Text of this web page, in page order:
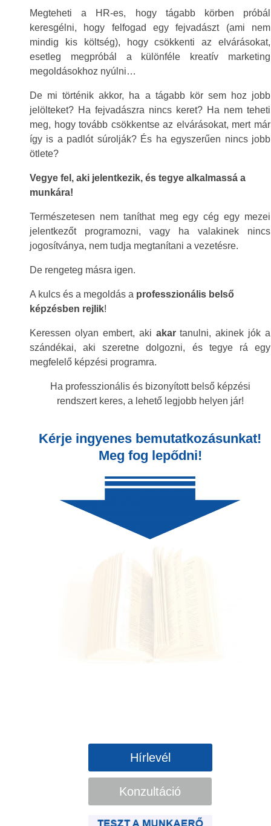
Megteheti a HR-es, hogy tágabb körben próbál
keresgélni, hogy felfogad egy fejvadászt (ami nem
mindig kis költség), hogy csökkenti az elvárásokat,
esetleg megpróbál a különféle kreatív marketing
megoldásokhoz nyúlni…
De mi történik akkor, ha a tágabb kör sem hoz jobb
jelölteket? Ha fejvadászra nincs keret? Ha nem teheti
meg, hogy tovább csökkentse az elvárásokat, mert már
így is a padlót súrolják? És ha egyszerűen nincs jobb
ötlete?
Vegye fel, aki jelentkezik, és tegye alkalmassá a
munkára!
Természetesen nem taníthat meg egy cég egy mezei
jelentkezőt programozni, vagy ha valakinek nincs
jogosítványa, nem tudja megtanítani a vezetésre.
De rengeteg másra igen.
A kulcs és a megoldás a professzionális belső
képzésben rejlik!
Keressen olyan embert, aki akartanulni, akinek jók a
szándékai, aki szeretne dolgozni, és tegye rá egy
megfelelő képzési programra.
Ha professzionális és bizonyított belső képzési
rendszert keres, a lehető legjobb helyen jár!
Kérje ingyenes bemutatkozásunkat!
Meg fog lepődni!
Hírlevél
Konzultáció